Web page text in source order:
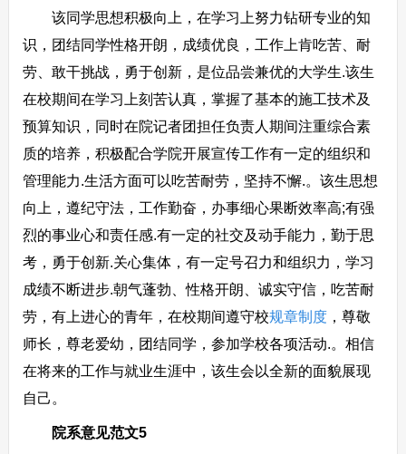
该同学思想积极向上，在学习上努力钻研专业的知
识，团结同学性格开朗，成绩优良，工作上肯吃苦、耐
劳、敢干挑战，勇于创新，是位品尝兼优的大学生.该生
在校期间在学习上刻苦认真，掌握了基本的施工技术及
预算知识，同时在院记者团担任负责人期间注重综合素
质的培养，积极配合学院开展宣传工作有一定的组织和
管理能力.生活方面可以吃苦耐劳，坚持不懈.。该生思想
向上，遵纪守法，工作勤奋，办事细心果断效率高;有强
烈的事业心和责任感.有一定的社交及动手能力，勤于思
考，勇于创新.关心集体，有一定号召力和组织力，学习
成绩不断进步.朝气蓬勃、性格开朗、诚实守信，吃苦耐
劳，有上进心的青年，在校期间遵守校规章制度，尊敬
师长，尊老爱幼，团结同学，参加学校各项活动.。相信
在将来的工作与就业生涯中，该生会以全新的面貌展现
自己。
院系意见范文5